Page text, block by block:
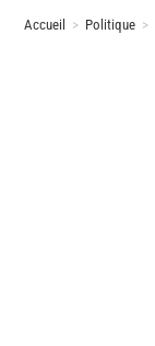
Accueil > Politique >